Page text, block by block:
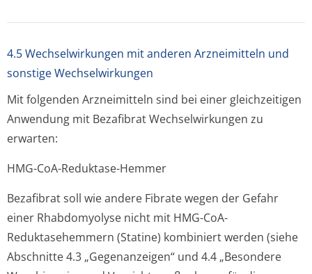
4.5 Wechselwirkungen mit anderen Arzneimitteln und
sonstige Wechselwirkungen
Mit folgenden Arzneimitteln sind bei einer gleichzeitigen
Anwendung mit Bezafibrat Wechselwirkungen zu
erwarten:
HMG-CoA-Reduktase-Hemmer
Bezafibrat soll wie andere Fibrate wegen der Gefahr
einer Rhabdomyolyse nicht mit HMG-CoA-
Reduktasehemmern (Statine) kombiniert werden (siehe
Abschnitte 4.3 „Gegenanzeigen“ und 4.4 „Besondere